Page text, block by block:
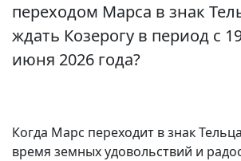
переходом Марса в знак
ждать Козерогу в период с
июня 2026 года?
Когда Марс переходит в знак
время земных удовольствий и